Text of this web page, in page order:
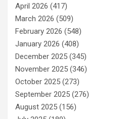
April 2026 (417)
March 2026 (509)
February 2026 (548)
January 2026 (408)
December 2025 (345)
November 2025 (346)
October 2025 (273)
September 2025 (276)
August 2025 (156)